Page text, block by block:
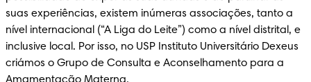
suas experiências, existem inúmeras associações, tanto a
nível internacional (“A Liga do Leite”) como a nível distrital, e
inclusive local. Por isso, no USP Instituto Universitário Dexeus
criámos o Grupo de Consulta e Aconselhamento para a